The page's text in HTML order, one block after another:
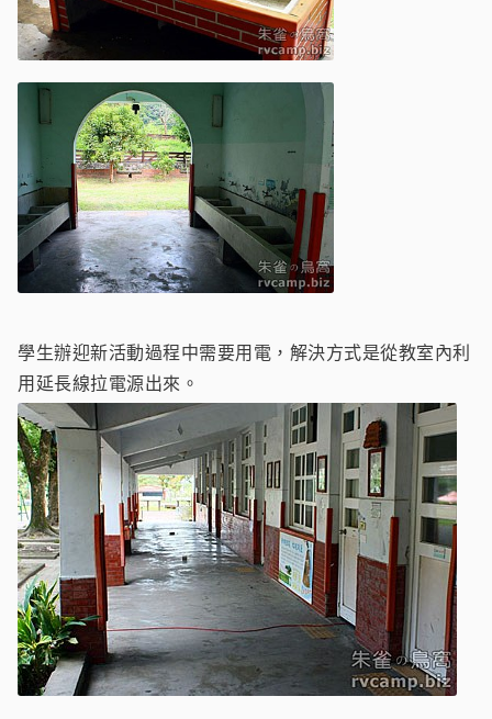
學生辦迎新活動過程中需要用電，解決方式是從教室內利
用延長線拉電源出來。